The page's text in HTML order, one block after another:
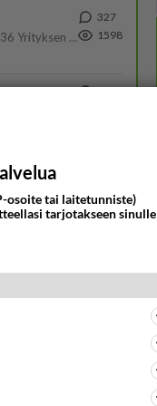
https://www.iltalehti.fi/viihdeuutiset/a/c46da6ab-340f-4790-aaa7-0865eed2336 Yrityksen konkurssihakemus on tullut kärä
327
1598
31
osoite tai laitetunniste)
tarjotakseen sinulle